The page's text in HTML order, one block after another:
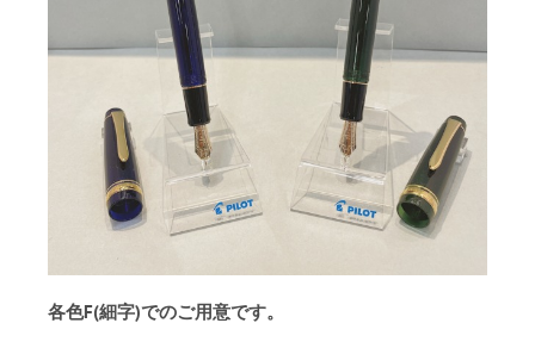
各色F(細字)でのご用意です。